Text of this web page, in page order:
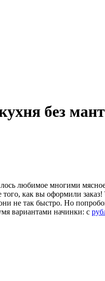
без
любимое многими
как вы оформили
не так быстро. Но
вариантами начинки: с